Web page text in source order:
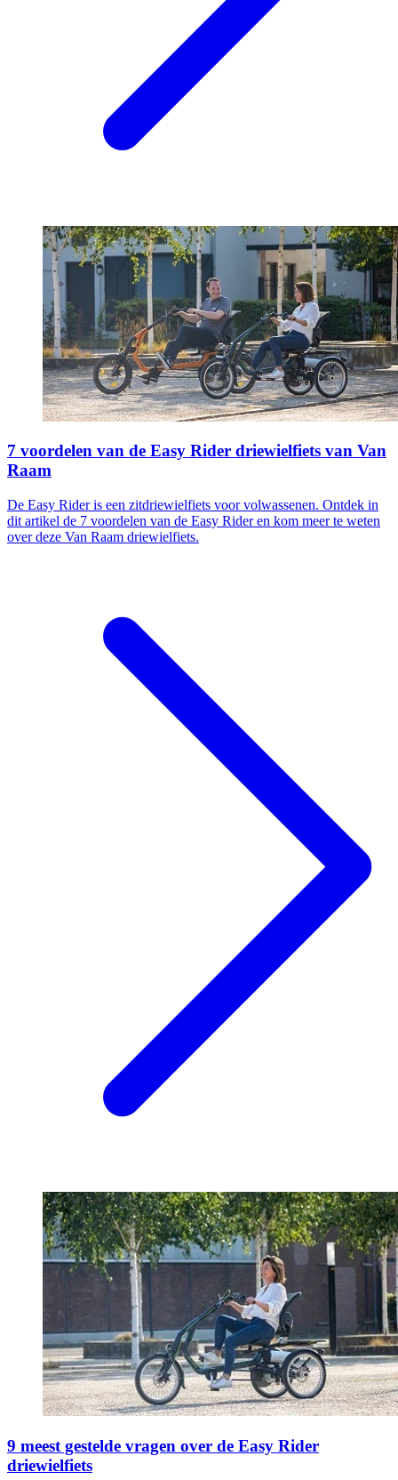
7 voordelen van de Easy Rider driewielfiets van Van
Raam
De Easy Rider is een zitdriewielfiets voor volwassenen. Ontdek in
dit artikel de 7 voordelen van de Easy Rider en kom meer te weten
over deze Van Raam driewielfiets.
9 meest gestelde vragen over de Easy Rider
driewielfiets